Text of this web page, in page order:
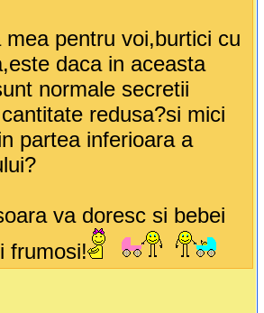
mea pentru voi,burtici cu
daca in aceasta
normale secretii
redusa?si mici
partea inferioara a
va doresc si bebei
frumosi!